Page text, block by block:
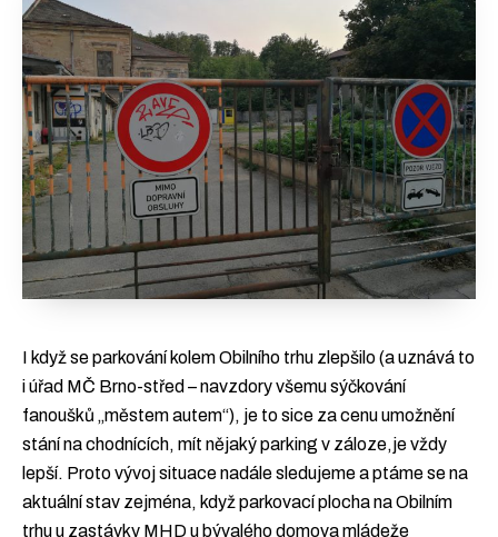
Přidejte se
Podpořte nás
I když se parkování kolem Obilního trhu zlepšilo (a uznává to
i úřad MČ Brno-střed – navzdory všemu sýčkování
fanoušků „městem autem“), je to sice za cenu umožnění
stání na chodnících, mít nějaký parking v záloze,je vždy
lepší. Proto vývoj situace nadále sledujeme a ptáme se na
aktuální stav zejména, když parkovací plocha na Obilním
trhu u zastávky MHD u bývalého domova mládeže